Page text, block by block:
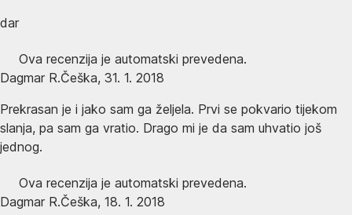
dar
Ova recenzija je automatski prevedena.
Dagmar R.Češka, 31. 1. 2018
Prekrasan je i jako sam ga željela. Prvi se pokvario tijekom
slanja, pa sam ga vratio. Drago mi je da sam uhvatio još
jednog.
Ova recenzija je automatski prevedena.
Dagmar R.Češka, 18. 1. 2018